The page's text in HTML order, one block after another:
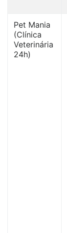
Pet Mania
(Clínica
Veterinária
24h)